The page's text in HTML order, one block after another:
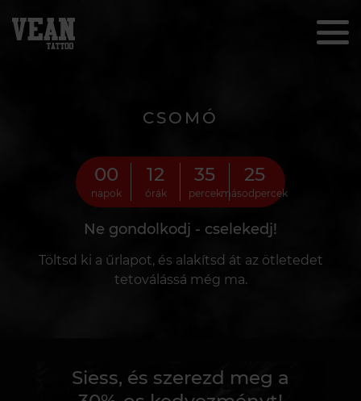
CSOMÓ
00
napok
12
órák
35
percek
23
másodpercek
Ne gondolkodj - cselekedj!
Töltsd ki a űrlapot, és alakítsd át az ötletedet
tetoválássá még ma.
Siess, és szerezd meg a